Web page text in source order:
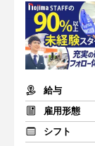
給与
雇用形態
シフト